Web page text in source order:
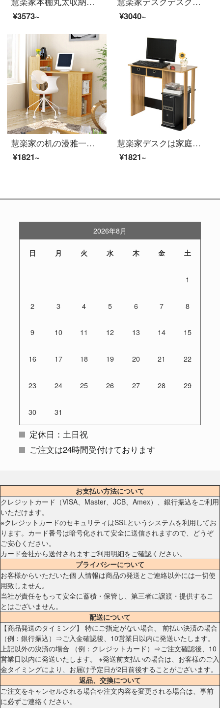
¥3573~
¥3040~
慧楽家の机の漫雅一体式のデカクは本箱の多機能学習机のオーク模様の色11250を持っています。
¥1821~
慧楽家デスクは家庭用の簡易机を持っています。古典的な机は胡桃木＋黒12101です。
¥1821~
2026年8月
日 月 火 水 木 金 土
1
2 3 4 5 6 7 8
9 10 11 12 13 14 15
16 17 18 19 20 21 22
23 24 25 26 27 28 29
30 31
定休日：土日祝
ご注文は24時間受付けております
お支払い方法について
クレジットカード（VISA、Master、JCB、Amex）、銀行振込をご利用
いただけます。
※クレジットカードのセキュリティはSSLというシステムを利用してお
ります。カード番号は暗号化されて安全に送信されますので、どうぞ
ご安心ください。
カード会社から送付されますご利用明細をご確認ください。
プライバシーについて
お客様からいただいた個 人情報は商品の発送とご連絡以外には一切使
用致しません。
当社が責任をもって安全に蓄積・保管し、第三者に譲渡・提供するこ
とはございません。
配送について
【商品発送のタイミング】 特にご指定がない場合、 前払い決済の場合
（例：銀行振込）⇒ご入金確認後、10営業日以内に発送いたします。
上記以外の決済の場合 （例：クレジットカード）⇒ご注文確認後、10
営業日以内に発送いたします。 ※発送前支払いの場合は、お客様のご入
金タイミングにより、お届け予定日が2日前後することがございます。
返品、交換について
ご注文をキャンセルされる場合や注文内容を変更される場合は、事前
に必ずご連絡ください。